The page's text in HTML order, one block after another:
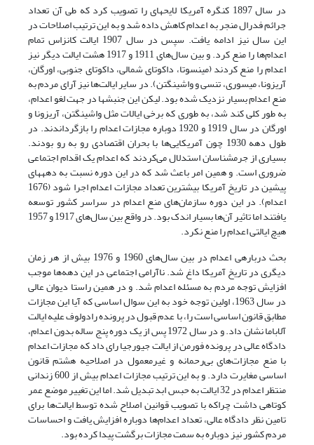
در سال 1897 کنگره آمریکا لایحه­ای را تصویب کرد که طی آن تعداد
جرائم فدرال منجر به اعدام کاهش داده شد و به این ترتیب اصلاحات در
این سال نیز ادامه یافت. سپس در سال 1907 ایالت کانزاس تمام
اعدام‌ها را منع کرد. و بین سال‌های 1911 و 1917 هشت ایالت دیگر نیز
اعدام را منع کردند (مینسوتا، داکوتای شمالی، داکوتای جنوبی، اورگان،
آریزونا، میسوری، تنسی و واشینگتن). در سایر ایالت‌ها نیز آرای مردم به
منع اعدام بسیار نزدیک شده بود. لیکن این جنبش­ها در جهت لغو اعدام،
به طور کلی کند شد، به طوری که برخی ایالات مثل واشینگتن، آریزونا و
اورگان در سال 1919 و 1920 دوباره مجازات اعدام را بازگرداندند. در
طول دهه 1930 چون آمریکایی‌ها با بحران اقتصادی رو به رو بودند.
بسیاری از جرم­شناسان استدلال می‌کردند که اعدام یک اقدام اجتماعی
ضروری است. و همین امر باعث شد که در این دوره نسبت به دهه­های
پیشین در تاریخ آمریکا بیشترین تعداد مجازات اعدام اجرا شود (1676
اعدام). در این دوره سازمان‌های منع اعدام در سراسر کشور توسعه
یافتند اما تاثیر آن‌ها بسیار اندک بود. در واقع بین سال‌های 1917 و 1957
هیچ ایالتی اعدام را منع نکرد.
بحث درباره­ی اعدام در بین سال‌های 1960 و 1976 بیش از هر زمان
دیگری در تاریخ آمریکا داغ شد. ناآرامی اجتماعی در این دهه‌ها موجب
افزایش توجه مردم به مسئله اعدام شد. و در همین راستا دیوان عالی
در سال 1963، اولین توجه خود به این سوال اساسی که آیا این مجازات
مطابق قانون اساسی است را، با عدم قبول در پرونده رادولوف علیه ایالت
آلاباما نشان داد. و در سال 1972 پس از یک دوره پنج ساله بدون اعدام،
دادگاه عالی در پرونده فورمن از ایالت جیورجیا رای داد که مجازات اعدام
با منع مجازات‌های بی‌رحمانه و غیرمعمول در اصلاحیه هشتم قانون
اساسی مغایرت دارد. و به این ترتیب مجازات اعدام بیش از 600 زندانی
منتظر اعدام در 32 ایالت به حبس ابد تبدیل شد. اما این تغییر موضع عمر
کوتاهی داشت چراکه با تصویب قوانین اصلاح شده توسط ایالت‌ها برای
تامین نظر دادگاه عالی، تعداد اعدام‌ها دوباره افزایش یافت و احساسات
مردم کشور نیز دوباره به سمت مجازات برگشت پیدا کرده بود.